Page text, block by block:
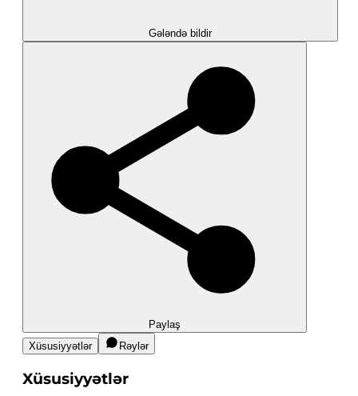
Gələndə bildir
Paylaş
Xüsusiyyətlər
Rəylər
Xüsusiyyətlər